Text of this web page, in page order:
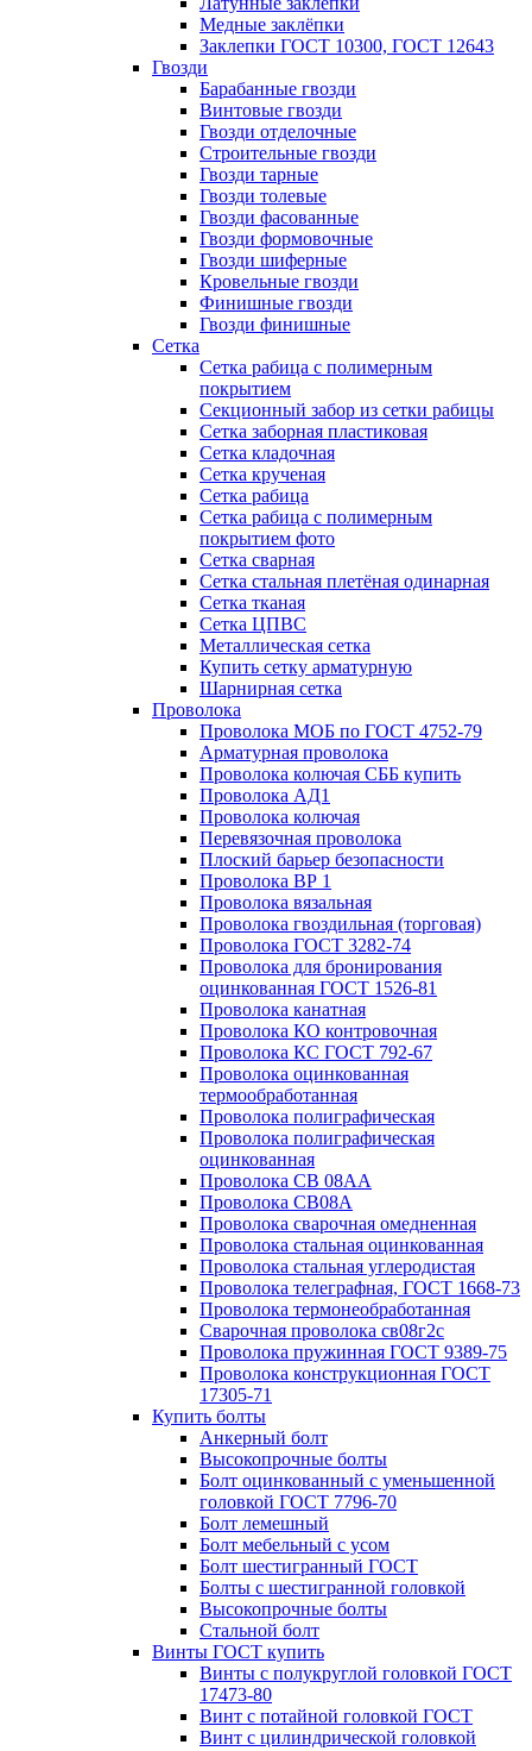
Медные заклёпки
Заклепки ГОСТ 10300, ГОСТ 12643
Гвозди
Барабанные гвозди
Винтовые гвозди
Гвозди отделочные
Строительные гвозди
Гвозди тарные
Гвозди толевые
Гвозди фасованные
Гвозди формовочные
Гвозди шиферные
Кровельные гвозди
Финишные гвозди
Гвозди финишные
Сетка
Сетка рабица с полимерным
покрытием
Секционный забор из сетки рабицы
Сетка заборная пластиковая
Сетка кладочная
Сетка крученая
Сетка рабица
Сетка рабица с полимерным
покрытием фото
Сетка сварная
Сетка стальная плетёная одинарная
Сетка тканая
Сетка ЦПВС
Металлическая сетка
Купить сетку арматурную
Шарнирная сетка
Проволока
Проволока МОБ по ГОСТ 4752-79
Арматурная проволока
Проволока колючая СББ купить
Проволока АД1
Проволока колючая
Перевязочная проволока
Плоский барьер безопасности
Проволока ВР 1
Проволока вязальная
Проволока гвоздильная (торговая)
Проволока ГОСТ 3282-74
Проволока для бронирования
оцинкованная ГОСТ 1526-81
Проволока канатная
Проволока КО контровочная
Проволока КС ГОСТ 792-67
Проволока оцинкованная
термообработанная
Проволока полиграфическая
Проволока полиграфическая
оцинкованная
Проволока СВ 08АА
Проволока СВ08А
Проволока сварочная омедненная
Проволока стальная оцинкованная
Проволока стальная углеродистая
Проволока телеграфная, ГОСТ 1668-73
Проволока термонеобработанная
Сварочная проволока св08г2с
Проволока пружинная ГОСТ 9389-75
Проволока конструкционная ГОСТ
17305-71
Купить болты
Анкерный болт
Высокопрочные болты
Болт оцинкованный с уменьшенной
головкой ГОСТ 7796-70
Болт лемешный
Болт мебельный с усом
Болт шестигранный ГОСТ
Болты с шестигранной головкой
Высокопрочные болты
Стальной болт
Винты ГОСТ купить
Винты с полукруглой головкой ГОСТ
17473-80
Винт с потайной головкой ГОСТ
Винт с цилиндрической головкой